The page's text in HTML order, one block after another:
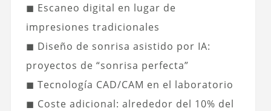
◼ Escaneo digital en lugar de
impresiones tradicionales
◼ Diseño de sonrisa asistido por IA:
proyectos de “sonrisa perfecta”
◼ Tecnología CAD/CAM en el laboratorio
◼ Coste adicional: alrededor del 10% del